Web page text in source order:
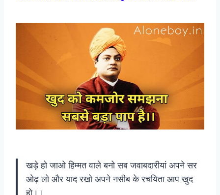
खड़े हो जाओ हिम्मत वाले बनो सब जवाबदारीयां अपने सर
ओढ़ लो और याद रखो अपने नसीब के रचयिता आप खुद
हो।।